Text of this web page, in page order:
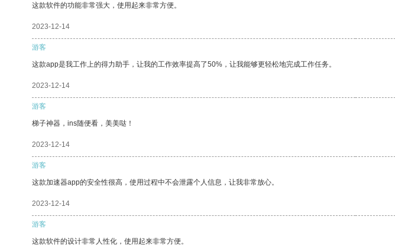
这款软件的功能非常强大，使用起来非常方便。
2023-12-14
游客
这款app是我工作上的得力助手，让我的工作效率提高了50%，让我能够更轻松地完成工作任务。
2023-12-14
游客
梯子神器，ins随便看，美美哒！
2023-12-14
游客
这款加速器app的安全性很高，使用过程中不会泄露个人信息，让我非常放心。
2023-12-14
游客
这款软件的设计非常人性化，使用起来非常方便。